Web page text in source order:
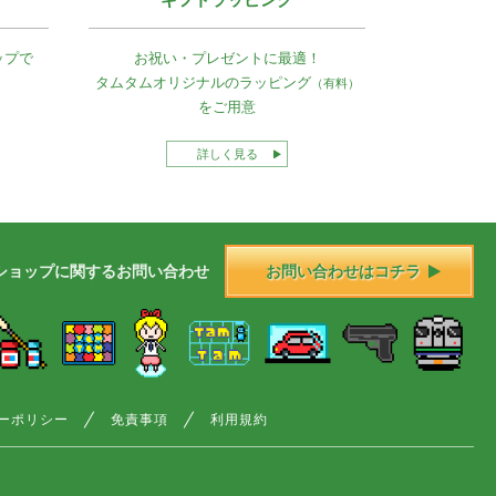
プで
お祝い・プレゼントに最適！
タムタムオリジナルのラッピング （有料）
をご用意
詳しく見る
ョップに関するお問い合わせ お問い合わせはコチラ
ポリシー 免責事項 利用規約